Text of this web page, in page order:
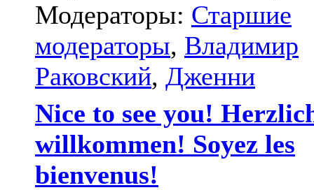
Модераторы: Старшие
модераторы, Владимир
Раковский, Дженни
Nice to see you!
willkommen! Soyez les
bienvenus!